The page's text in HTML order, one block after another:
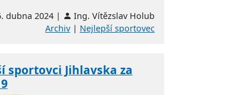
dubna 2024 |
Ing. Vítězslav Holub
Archiv| Nejlepší sportovec
sportovci Jihlavska za